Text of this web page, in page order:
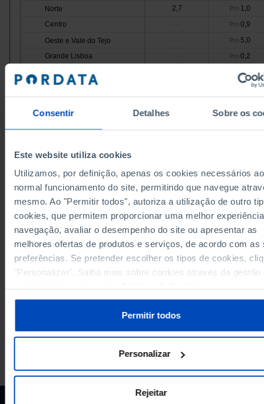
Consentir Detalhes Sobre os
Este website utiliza cookies
Utilizamos, por definição, apenas os cookies necessários ao
normal funcionamento do site, permitindo que navegue
mesmo. Ao "Permitir todos", autoriza a utilização de outro
cookies, que permitem proporcionar uma melhor
navegação, avaliar o desempenho do site ou apresentar as
melhores ofertas de produtos e serviços, de acordo com as
preferências. Se pretender escolher os tipos de cookies,
"Personalizar". Saiba mais sobre cookies através da gestão
Permitir todos
Personalizar
Rejeitar
Norte
2,7 Pro 1,0
Centro
- Pro 0,9
Oeste e Vale do Tejo
- Pro 5,0
Grande Lisboa
- Pro 0,2
Península de Setúbal
1,1
13,2
Região Autónoma da Madeira
Região Autónoma da Madeira
Dados de acordo com a versão 2024 da
das Unidades Territoriais para Fins Estatísticos
Para obter dados de NUTS II e III, versão 2013,
atualizados até Janeiro 2024, consulte o arquivo
disponívelaqui.
Fontes/Entidades: INE, PORDATA
Última actualização: 2026-01-20
A PORDATA É UM PROJETO DA FUNDAÇÃO FRANCISCO MANUEL DOS
SUBSCREVER A NEWSLETTER DA